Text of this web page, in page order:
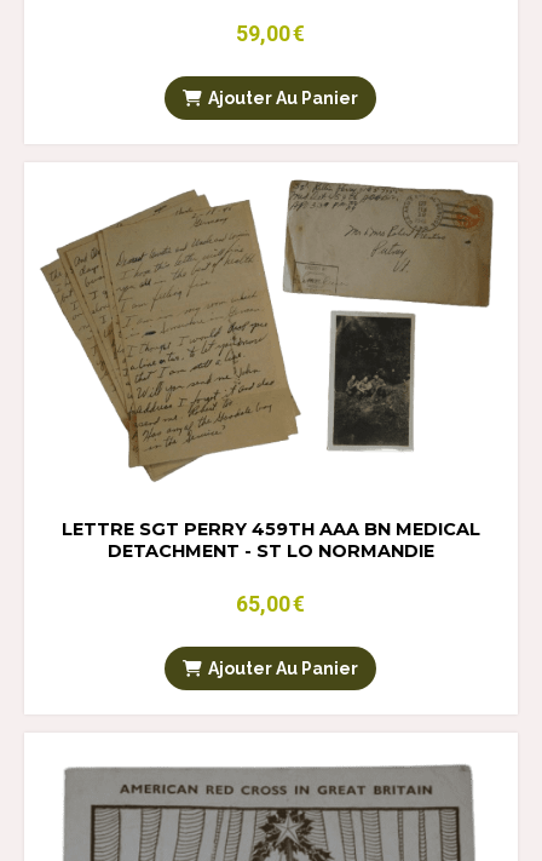
59,00€
Ajouter Au Panier
LETTRE SGT PERRY 459TH AAA BN MEDICAL
DETACHMENT - ST LO NORMANDIE
65,00€
Ajouter Au Panier